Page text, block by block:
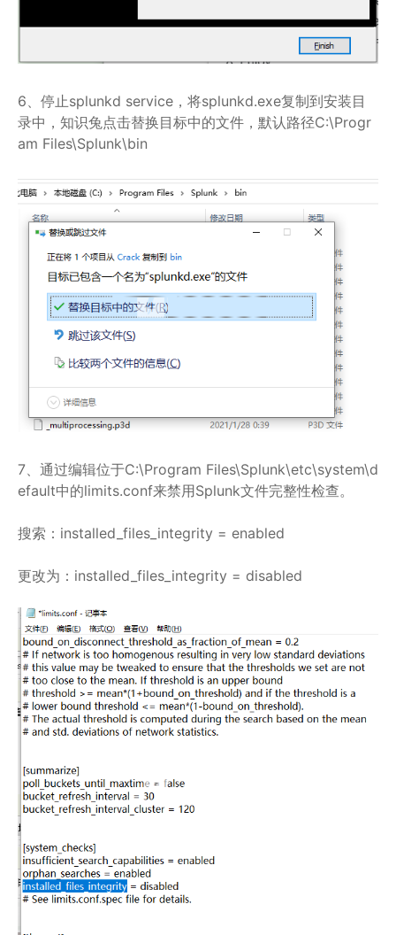
6、停止splunkd service，将splunkd.exe复制到安装目
录中，知识兔点击替换目标中的文件，默认路径C:\Progr
am Files\Splunk\bin
7、通过编辑位于C:\Program Files\Splunk\etc\system\d
efault中的limits.conf来禁用Splunk文件完整性检查。
搜索：installed_files_integrity = enabled
更改为：installed_files_integrity = disabled